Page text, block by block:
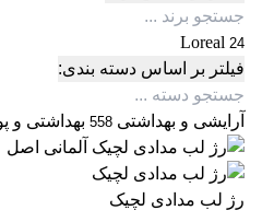
Loreal 24
فیلتر بر اساس دسته بندی:
آرایشی و بهداشتی 558 بهداشتی و
رژ لب مدادی لچیک